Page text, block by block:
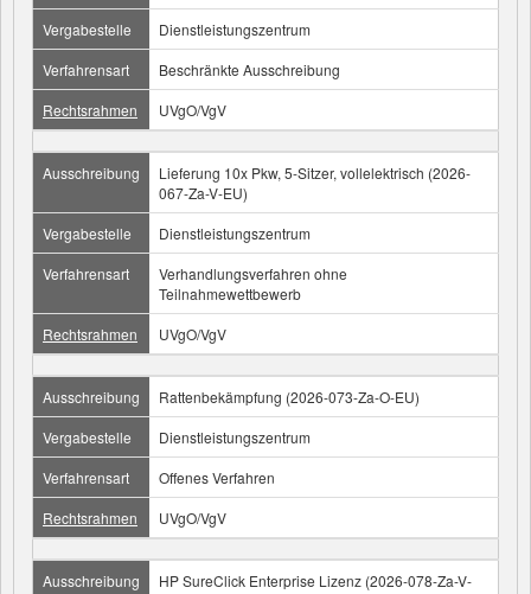
Vergabestelle
Dienstleistungszentrum
Verfahrensart
Beschränkte Ausschreibung
Rechtsrahmen
UVgO/VgV
Ausschreibung
Lieferung 10x Pkw, 5-Sitzer, vollelektrisch (2026-
067-Za-V-EU)
Vergabestelle
Dienstleistungszentrum
Verfahrensart
Verhandlungsverfahren ohne
Teilnahmewettbewerb
Rechtsrahmen
UVgO/VgV
Ausschreibung
Rattenbekämpfung (2026-073-Za-O-EU)
Vergabestelle
Dienstleistungszentrum
Verfahrensart
Offenes Verfahren
Rechtsrahmen
UVgO/VgV
Ausschreibung
HP SureClick Enterprise Lizenz (2026-078-Za-V-